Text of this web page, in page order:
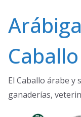
contenido
El Caballo árabe y
ganaderías,